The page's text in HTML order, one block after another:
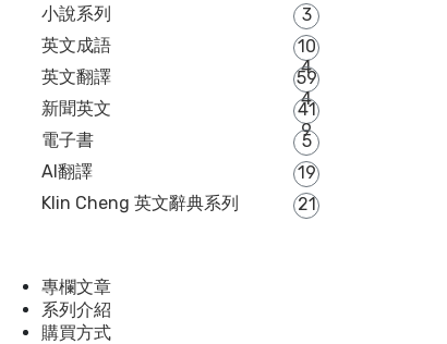
小說系列
3
英文成語
10
4
英文翻譯
59
4
新聞英文
41
9
電子書
5
AI翻譯
19
Klin Cheng 英文辭典系列
21
專欄文章
系列介紹
購買方式